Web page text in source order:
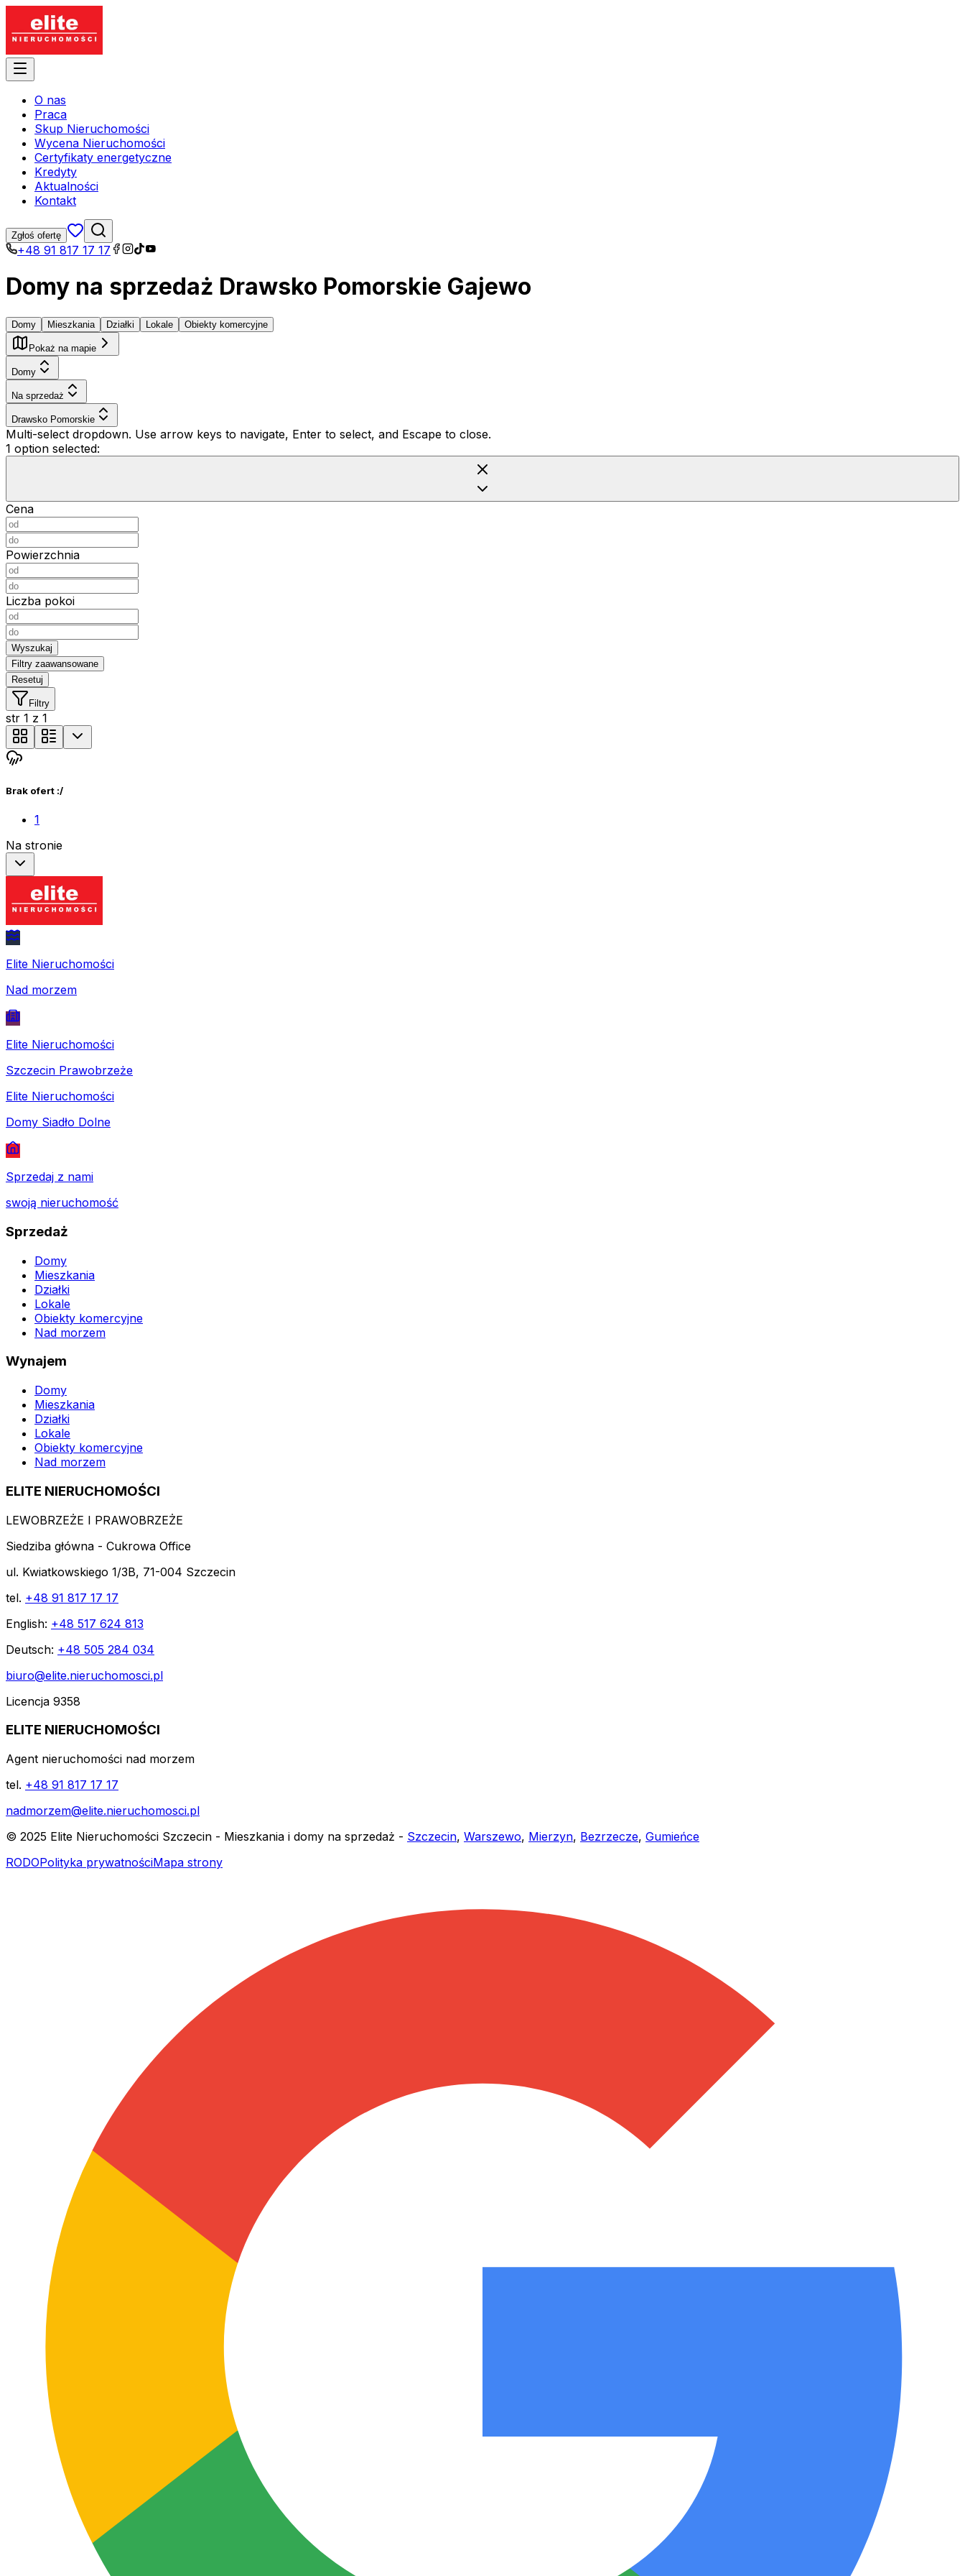
O nas
Praca
Skup Nieruchomości
Wycena Nieruchomości
Certyfikaty energetyczne
Kredyty
Aktualności
Kontakt
Zgłoś ofertę
+48 91 817 17 17
Domy na sprzedaż Drawsko Pomorskie Gajewo
Domy Mieszkania Działki Lokale Obiekty komercyjne
Pokaż na mapie
Domy
Na sprzedaż
Drawsko Pomorskie
Multi-select dropdown. Use arrow keys to navigate, Enter to select, and Escape to close.
1 option selected:
Cena
Powierzchnia
Liczba pokoi
Wyszukaj
Filtry zaawansowane
Resetuj
Filtry
str 1 z 1
Brak ofert :/
1
Na stronie
Elite Nieruchomości
Nad morzem
Elite Nieruchomości
Szczecin Prawobrzeże
Elite Nieruchomości
Domy Siadło Dolne
Sprzedaj z nami
swoją nieruchomość
Sprzedaż
Domy
Mieszkania
Działki
Lokale
Obiekty komercyjne
Nad morzem
Wynajem
Domy
Mieszkania
Działki
Lokale
Obiekty komercyjne
Nad morzem
ELITE NIERUCHOMOŚCI
LEWOBRZEŻE I PRAWOBRZEŻE
Siedziba główna - Cukrowa Office
ul. Kwiatkowskiego 1/3B, 71-004 Szczecin
tel. +48 91 817 17 17
English: +48 517 624 813
Deutsch: +48 505 284 034
biuro@elite.nieruchomosci.pl
Licencja 9358
ELITE NIERUCHOMOŚCI
Agent nieruchomości nad morzem
tel. +48 91 817 17 17
nadmorzem@elite.nieruchomosci.pl
© 2025 Elite Nieruchomości Szczecin - Mieszkania i domy na sprzedaż - Szczecin, Warszewo, Mierzyn, Bezrzecze, Gumieńce
RODOPolityka prywatnościMapa strony